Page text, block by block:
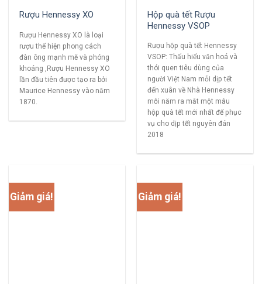
Rượu Hennessy XO
Rượu Hennessy XO là loại
rượu thể hiện phong cách
đàn ông mạnh mẽ và phóng
khoáng ,Rượu Hennessy XO
lần đầu tiên được tạo ra bởi
Maurice Hennessy vào năm
1870.
Hộp quà tết Rượu
Hennessy VSOP
Rượu hộp quà tết Hennessy
VSOP: Thấu hiểu văn hoá và
thói quen tiêu dùng của
người Việt Nam mỗi dịp tết
đến xuân về Nhà Hennessy
mỗi năm ra mắt một mẫu
hộp quà tết mới nhất để phục
vụ cho dịp tết nguyên đán
2018
Giảm giá! Giảm giá!